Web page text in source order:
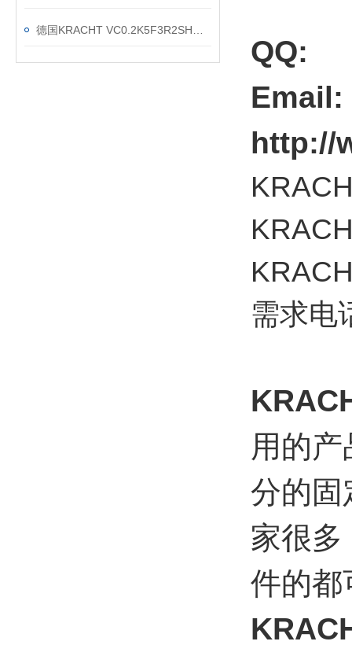
QQ:
Email:
http://
需求电
用的产
分的固
家很
件的都